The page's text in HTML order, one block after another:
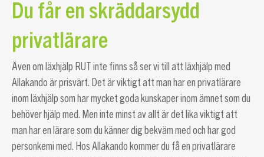
Du får en skräddarsydd
privatlärare
Även om läxhjälp RUT inte finns så ser vi till att läxhjälp med
Allakando är prisvärt. Det är viktigt att man har en privatlärare
inom läxhjälp som har mycket goda kunskaper inom ämnet som du
behöver hjälp med. Men inte minst av allt är det lika viktigt att
man har en lärare som du känner dig bekväm med och har god
personkemi med. Hos Allakando kommer du få en privatlärare